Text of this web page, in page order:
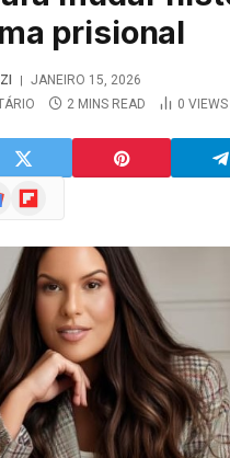
prisional
JANEIRO 15, 2026
2 MINS READ 0 VIEWS
Flipboard